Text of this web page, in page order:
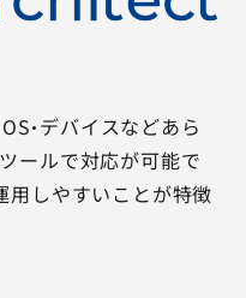
・デバイスなどあら
ールで対応が可能で
用しやすいことが特徴